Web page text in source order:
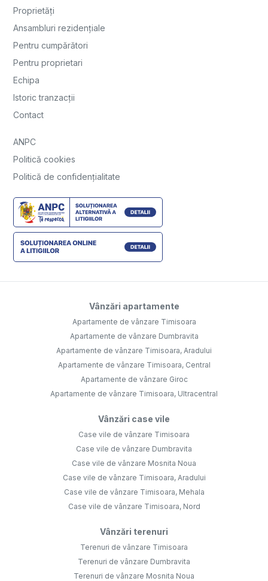
Proprietăți
Ansambluri rezidențiale
Pentru cumpărători
Pentru proprietari
Echipa
Istoric tranzacții
Contact
ANPC
Politică cookies
Politică de confidențialitate
Vânzări apartamente
Apartamente de vânzare Timisoara
Apartamente de vânzare Dumbravita
Apartamente de vânzare Timisoara, Aradului
Apartamente de vânzare Timisoara, Central
Apartamente de vânzare Giroc
Apartamente de vânzare Timisoara, Ultracentral
Vânzări case vile
Case vile de vânzare Timisoara
Case vile de vânzare Dumbravita
Case vile de vânzare Mosnita Noua
Case vile de vânzare Timisoara, Aradului
Case vile de vânzare Timisoara, Mehala
Case vile de vânzare Timisoara, Nord
Vânzări terenuri
Terenuri de vânzare Timisoara
Terenuri de vânzare Dumbravita
Terenuri de vânzare Mosnita Noua